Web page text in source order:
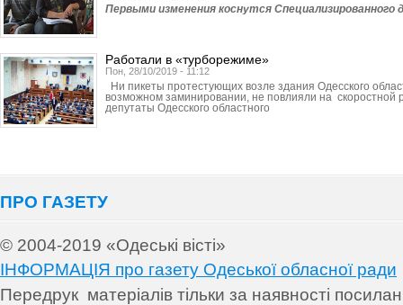
Первыми изменения коснутся Специали­зированного
Работали в «турборежиме»
Пон, 28/10/2019 - 11:12
Ни пикеты протестующих возле здания Одесского
возможном заминировании, не повлияли на скоростной
депутаты Одесского областного
ПРО ГАЗЕТУ
© 2004-2019 «Одеські вісті»
ІНФОРМАЦІЯ про газету Одеської обласної ради
Передрук матеріалів тільки за наявності